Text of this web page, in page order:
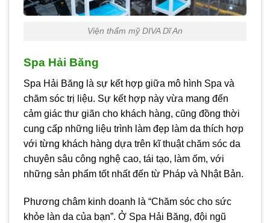
Viện thẩm mỹ DIVA Dĩ An
Spa Hải Băng
Spa Hải Băng là sự kết hợp giữa mô hình Spa và
chăm sóc trị liệu. Sự kết hợp này vừa mang đến
cảm giác thư giãn cho khách hàng, cũng đồng thời
cung cấp những liệu trình làm đẹp làm da thích hợp
với từng khách hàng dựa trên kĩ thuật chăm sóc da
chuyên sâu công nghệ cao, tái tạo, làm ốm, với
những sản phẩm tốt nhất đến từ Pháp và Nhật Bản.
Phương châm kinh doanh là “Chăm sóc cho sức
khỏe làn da của bạn”. Ở Spa Hải Băng, đội ngũ